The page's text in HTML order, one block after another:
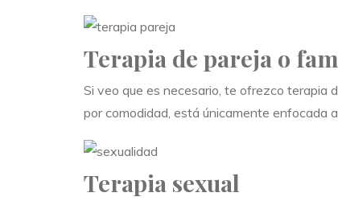
Terapia de pareja o
Si veo que es necesario, te ofrezco terapia
por comodidad, está únicamente enfocada
Terapia sexual